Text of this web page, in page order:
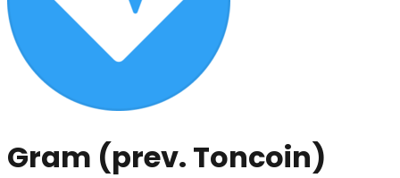
Gram (prev. Toncoin)